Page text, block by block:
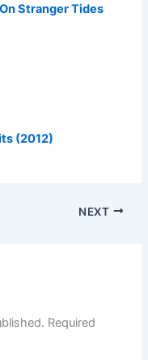
Stranger Tides
(2012)
NEXT
Required